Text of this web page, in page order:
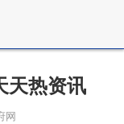
天热资讯
网